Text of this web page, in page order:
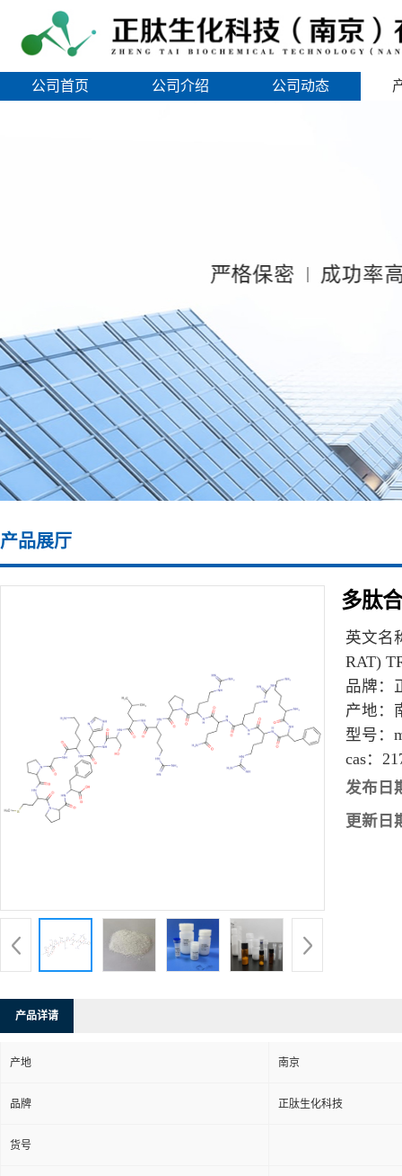
公司首页 公司介绍 公司动态
产品展厅
多肽
英文名
RAT)
品牌：
产地：
型号：
cas：
发布日
更新日
产品详请
产地 南京
品牌 正肽生化科技
货号